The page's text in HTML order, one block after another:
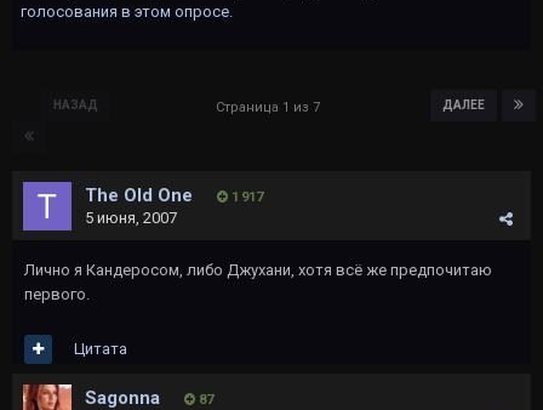
голосования в этом опросе.
НАЗАД ДАЛЕЕ
Страница 1 из 7
The Old One 1 917
5 июня, 2007
Лично я Кандеросом, либо Джухани, хотя всё же предпочитаю
первого.
Цитата
Sagonna 87